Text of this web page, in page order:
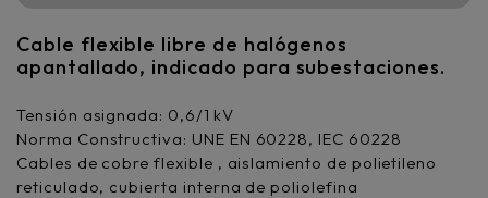
Cable flexible libre de halógenos
apantallado, indicado para subestaciones.
Tensión asignada: 0,6/1 kV
Norma Constructiva: UNE EN 60228, IEC 60228
Cables de cobre flexible , aislamiento de polietileno
reticulado, cubierta interna de poliolefina